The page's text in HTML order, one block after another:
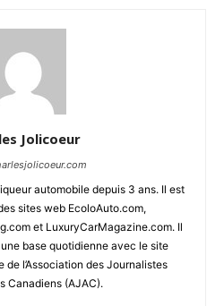
Jolicoeur
automobile depuis 3 ans. Il est
sites web EcoloAuto.com,
et LuxuryCarMagazine.com. Il
base quotidienne avec le site
de l’Association des Journalistes
Canadiens (AJAC).